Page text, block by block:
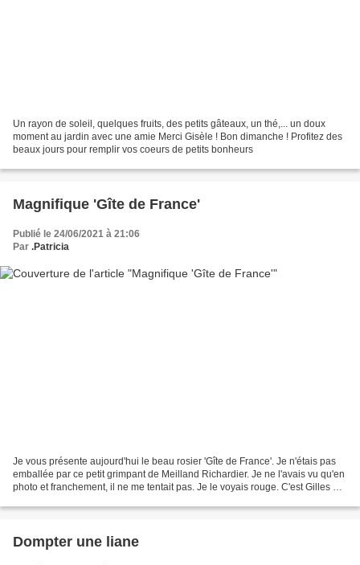
Un rayon de soleil, quelques fruits, des petits gâteaux, un thé,... un doux
moment au jardin avec une amie Merci Gisèle ! Bon dimanche ! Profitez des
beaux jours pour remplir vos coeurs de petits bonheurs
Magnifique 'Gîte de France'
Publié le 24/06/2021 à 21:06
Par .Patricia
Je vous présente aujourd'hui le beau rosier 'Gîte de France'. Je n'étais pas
emballée par ce petit grimpant de Meilland Richardier. Je ne l'avais vu qu'en
photo et franchement, il ne me tentait pas. Je le voyais rouge. C'est Gilles qui
Dompter une liane